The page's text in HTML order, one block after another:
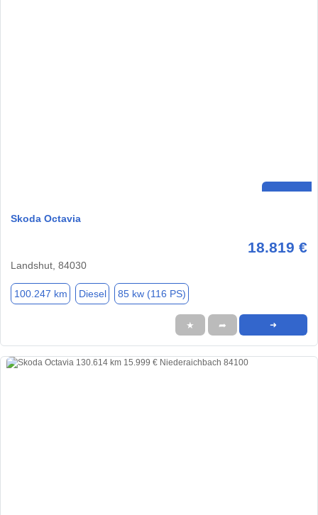
Skoda Octavia
18.819 €
Landshut, 84030
100.247 km Diesel 85 kw (116 PS)
★ ➦ ➜